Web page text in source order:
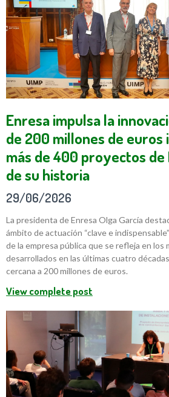
Enresa impulsa la
de 200 millones de euros
más de 400 proyectos de
de su historia
29/06/2026
La presidenta de Enresa Olga García
ámbito de actuación “clave e
de la empresa pública que se refleja en los
desarrollados en las últimas cuatro
cercana a 200 millones de euros.
View complete post